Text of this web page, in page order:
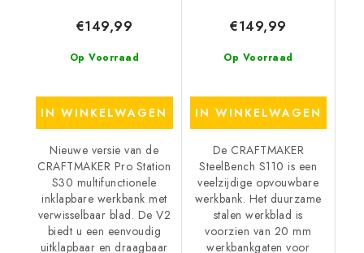
Op Voorraad
€149,99
IN WINKELWAGEN
Nieuwe versie van de
CRAFTMAKER Pro Station
S30 multifunctionele
inklapbare werkbank met
verwisselbaar blad. De V2
biedt u een eenvoudig
uitklapbaar en draagbaar
Op Voorraad
€149,99
IN WINKELWAGEN
De CRAFTMAKER
SteelBench S110 is een
veelzijdige opvouwbare
werkbank. Het duurzame
stalen werkblad is
voorzien van 20 mm
werkbankgaten voor